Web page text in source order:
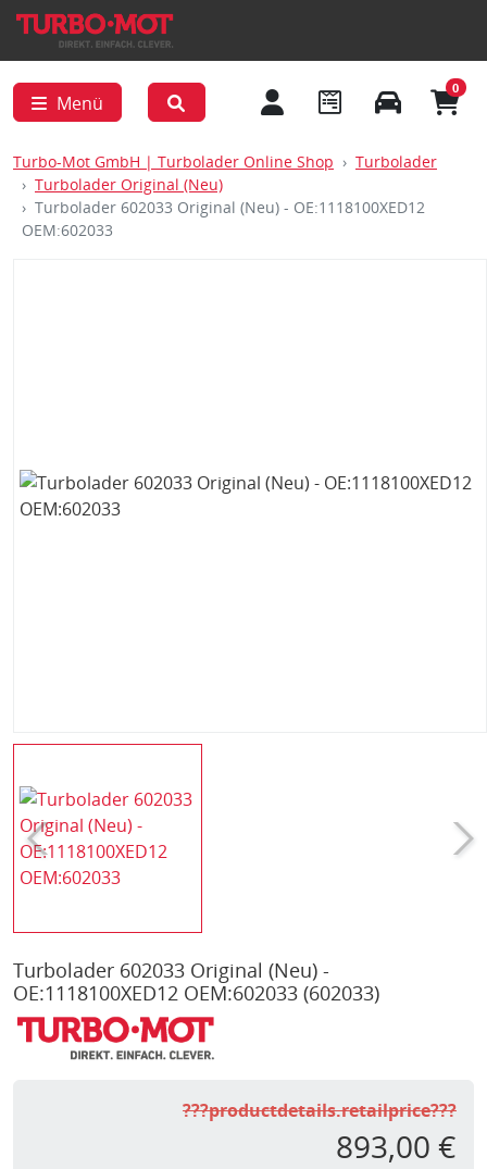
Menü
0
Turbo-Mot GmbH | Turbolader Online Shop
Turbolader
Turbolader Original (Neu)
Turbolader 602033 Original (Neu) - OE:1118100XED12
OEM:602033
Turbolader 602033 Original (Neu) -
OE:1118100XED12 OEM:602033 (602033)
???productdetails.retailprice???
893,00 €